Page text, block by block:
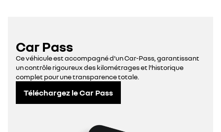
Car Pass
Ce véhicule est accompagné d'un Car-Pass, garantissant
un contrôle rigoureux des kilométrages et l'historique
complet pour une transparence totale.
Téléchargez le Car Pass